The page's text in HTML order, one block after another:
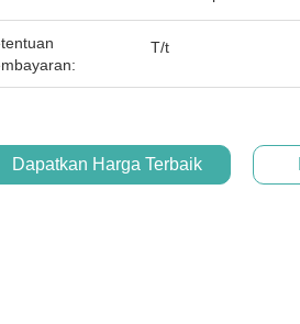
T/t
Dapatkan Harga Terbaik